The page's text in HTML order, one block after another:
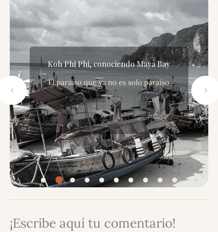
Koh Phi Phi, conociendo Maya Bay
El paraíso que ya no es solo paraíso
¡Escribe aquí tu comentario!